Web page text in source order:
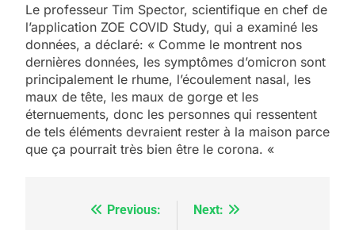
Le professeur Tim Spector, scientifique en chef de
l’application ZOE COVID Study, qui a examiné les
données, a déclaré: « Comme le montrent nos
dernières données, les symptômes d’omicron sont
principalement le rhume, l’écoulement nasal, les
maux de tête, les maux de gorge et les
éternuements, donc les personnes qui ressentent
de tels éléments devraient rester à la maison parce
que ça pourrait très bien être le corona. «
NavigationPrevious:
Next: